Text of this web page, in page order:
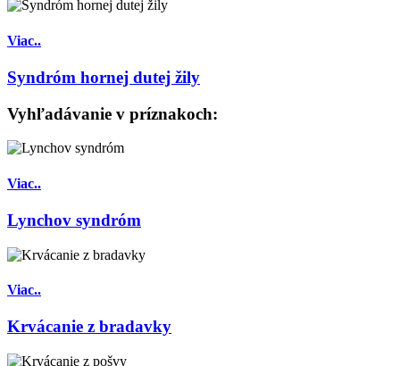
Viac..
Syndróm hornej dutej žily
Vyhľadávanie v príznakoch:
Viac..
Lynchov syndróm
Viac..
Krvácanie z bradavky